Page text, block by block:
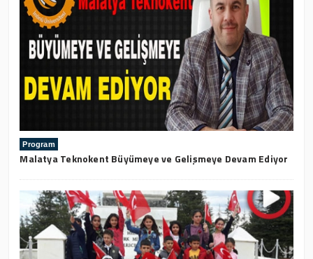
Program
Malatya Teknokent Büyümeye ve Gelişmeye Devam Ediyor